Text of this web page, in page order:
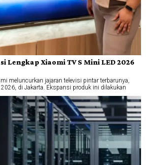
Lengkap Xiaomi TV S Mini LED 2026
meluncurkan jajaran televisi pintar terbarunya,
2026, di Jakarta. Ekspansi produk ini dilakukan